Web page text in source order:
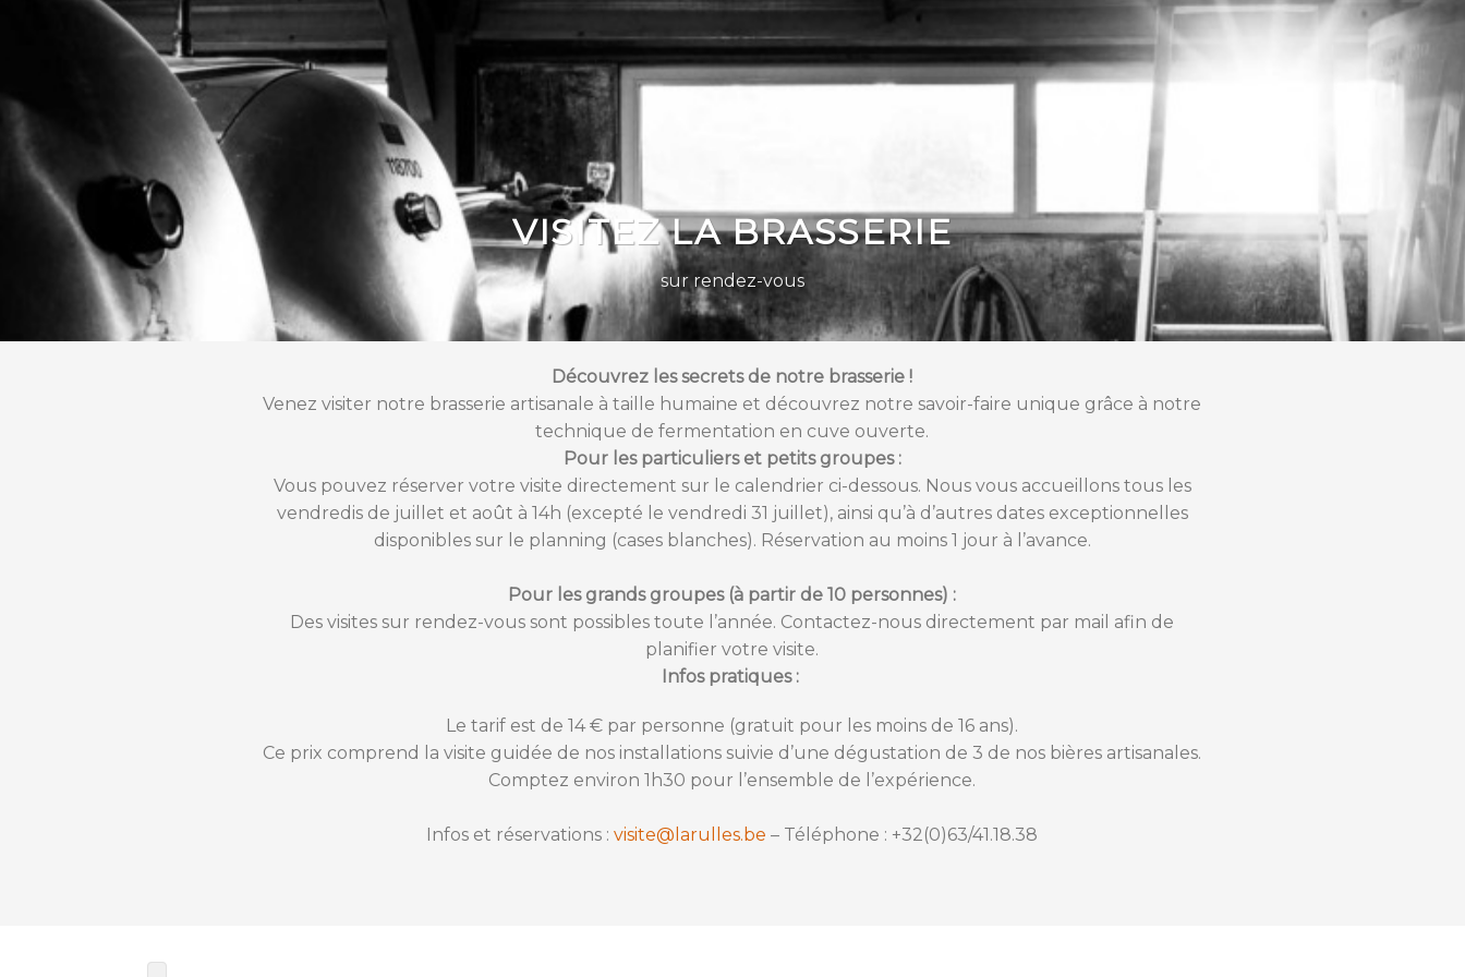
VISITEZ LA BRASSERIE
sur rendez-vous
Découvrez les secrets de notre brasserie !
Venez visiter notre brasserie artisanale à taille humaine et découvrez notre savoir-faire unique grâce à notre
technique de fermentation en cuve ouverte.
Pour les particuliers et petits groupes :
Vous pouvez réserver votre visite directement sur le calendrier ci-dessous. Nous vous accueillons tous les
vendredis de juillet et août à 14h (excepté le vendredi 31 juillet), ainsi qu’à d’autres dates exceptionnelles
disponibles sur le planning (cases blanches). Réservation au moins 1 jour à l’avance.
Pour les grands groupes (à partir de 10 personnes) :
Des visites sur rendez-vous sont possibles toute l’année. Contactez-nous directement par mail afin de
planifier votre visite.
Infos pratiques :
Le tarif est de 14 € par personne (gratuit pour les moins de 16 ans).
Ce prix comprend la visite guidée de nos installations suivie d’une dégustation de 3 de nos bières artisanales.
Comptez environ 1h30 pour l’ensemble de l’expérience.
Infos et réservations :visite@larulles.be – Téléphone : +32(0)63/41.18.38